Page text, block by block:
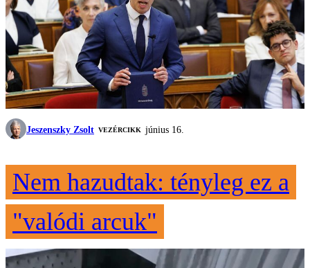
Jeszenszky Zsolt VEZÉRCIKK június 16.
Nem hazudtak: tényleg ez a
"valódi arcuk"